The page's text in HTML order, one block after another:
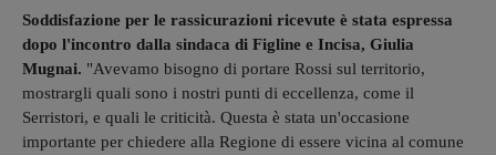
Soddisfazione per le rassicurazioni ricevute è stata espressa
dopo l'incontro dalla sindaca di Figline e Incisa, Giulia
Mugnai. "Avevamo bisogno di portare Rossi sul territorio,
mostrargli quali sono i nostri punti di eccellenza, come il
Serristori, e quali le criticità. Questa è stata un'occasione
importante per chiedere alla Regione di essere vicina al comune